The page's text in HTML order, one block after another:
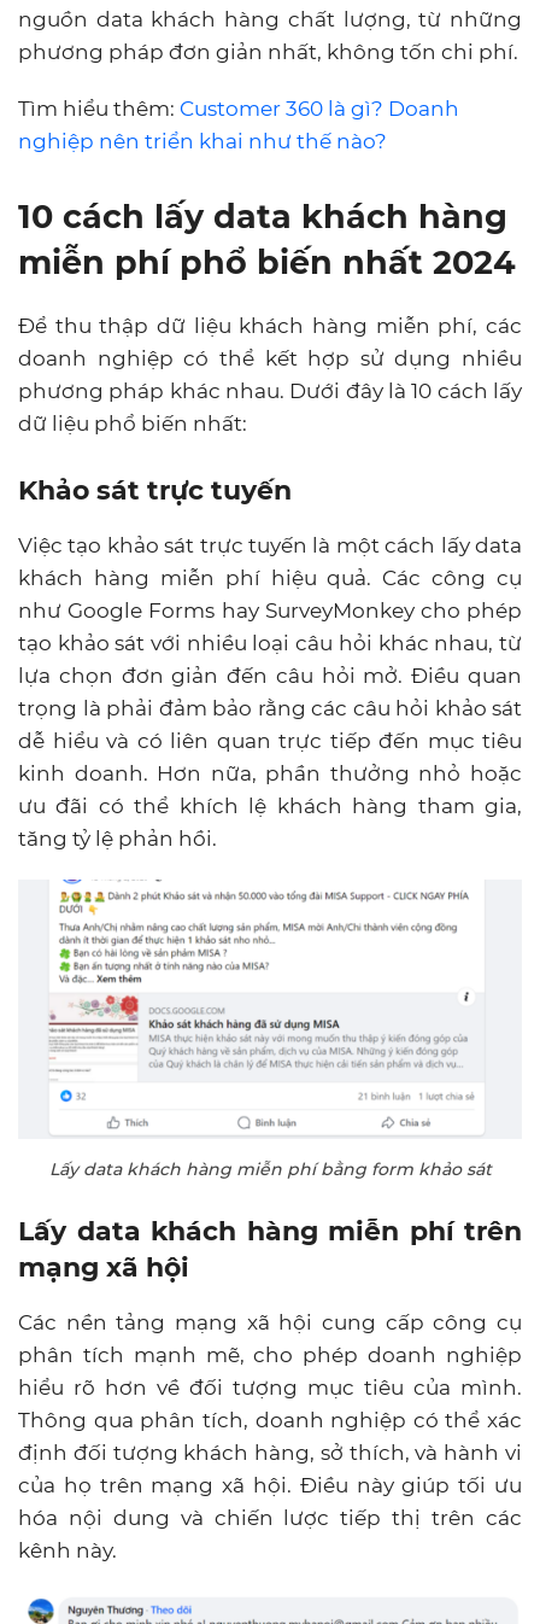
nguồn data khách hàng chất lượng, từ những
phương pháp đơn giản nhất, không tốn chi phí.
Tìm hiểu thêm: Customer 360 là gì? Doanh
nghiệp nên triển khai như thế nào?
10 cách lấy data khách hàng
miễn phí phổ biến nhất 2024
Để thu thập dữ liệu khách hàng miễn phí, các
doanh nghiệp có thể kết hợp sử dụng nhiều
phương pháp khác nhau. Dưới đây là 10 cách lấy
dữ liệu phổ biến nhất:
Khảo sát trực tuyến
Việc tạo khảo sát trực tuyến là một cách lấy data
khách hàng miễn phí hiệu quả. Các công cụ
như Google Forms hay SurveyMonkey cho phép
tạo khảo sát với nhiều loại câu hỏi khác nhau, từ
lựa chọn đơn giản đến câu hỏi mở. Điều quan
trọng là phải đảm bảo rằng các câu hỏi khảo sát
dễ hiểu và có liên quan trực tiếp đến mục tiêu
kinh doanh. Hơn nữa, phần thưởng nhỏ hoặc
ưu đãi có thể khích lệ khách hàng tham gia,
tăng tỷ lệ phản hồi.
Lấy data khách hàng miễn phí bằng form khảo sát
Lấy data khách hàng miễn phí trên
mạng xã hội
Các nền tảng mạng xã hội cung cấp công cụ
phân tích mạnh mẽ, cho phép doanh nghiệp
hiểu rõ hơn về đối tượng mục tiêu của mình.
Thông qua phân tích, doanh nghiệp có thể xác
định đối tượng khách hàng, sở thích, và hành vi
của họ trên mạng xã hội. Điều này giúp tối ưu
hóa nội dung và chiến lược tiếp thị trên các
kênh này.